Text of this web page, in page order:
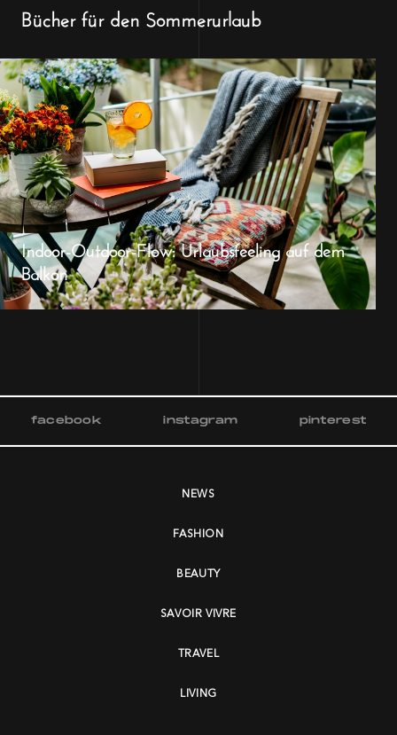
Bücher für den Sommerurlaub
Indoor-Outdoor-Flow: Urlaubsfeeling auf dem
Balkon
facebook instagram pinterest
NEWS
FASHION
BEAUTY
SAVOIR VIVRE
TRAVEL
LIVING